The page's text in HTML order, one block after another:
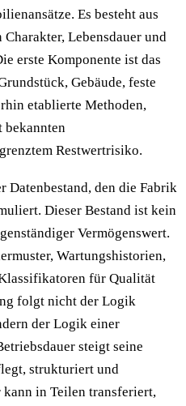
Es besteht aus
Lebensdauer und
erste Komponente ist das
Gebäude, feste
etablierte Methoden,
bekannten
Restwertrisiko.
Datenbestand, den die Fabrik
Dieser Bestand ist kein
Vermögenswert.
Wartungshistorien,
für Qualität
folgt nicht der Logik
der Logik einer
steigt seine
strukturiert und
in Teilen transferiert,